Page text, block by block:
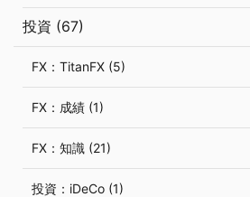
投資 (67)
FX：TitanFX (5)
FX：成績 (1)
FX：知識 (21)
投資：iDeCo (1)